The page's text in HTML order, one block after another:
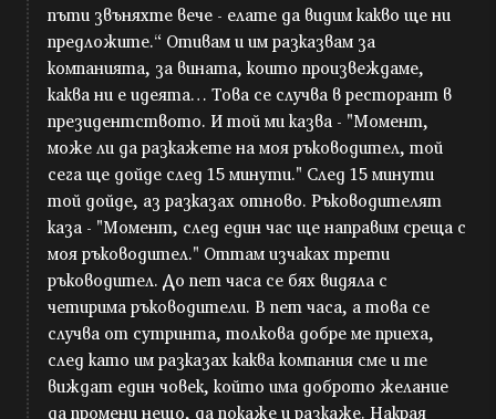
пъти звъняхте вече - елате да видим какво ще ни
предложите.“ Отивам и им разказвам за
компанията, за вината, които произвеждаме,
каква ни е идеята… Това се случва в ресторант в
президентството. И той ми казва - "Момент,
може ли да разкажете на моя ръководител, той
сега ще дойде след 15 минути." След 15 минути
той дойде, аз разказах отново. Ръководителят
каза - "Момент, след един час ще направим среща с
моя ръководител." Оттам изчаках трети
ръководител. До пет часа се бях видяла с
четирима ръководители. В пет часа, а това се
случва от сутринта, толкова добре ме приеха,
след като им разказах каква компания сме и те
виждат един човек, който има доброто желание
да промени нещо, да покаже и разкаже. Накрая